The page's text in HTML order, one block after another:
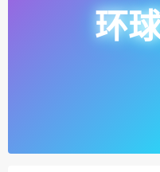
环